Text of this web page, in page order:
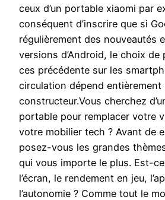
ceux d’un portable xiaomi par
conséquent d’inscrire que si
régulièrement des nouveautés
versions d’Android, le choix de
ces précédente sur les
circulation dépend entièrement
constructeur.Vous cherchez
portable pour remplacer votre
votre mobilier tech ? Avant de
posez-vous les grandes
qui vous importe le plus. Est-
l’écran, le rendement en jeu,
l’autonomie ? Comme tout le